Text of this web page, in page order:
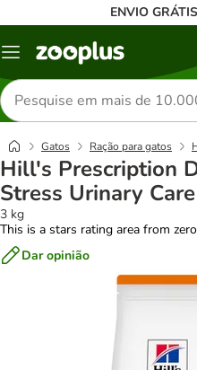
ENVIO
Menu
Pesquisar
produtos
Gatos Ração para gatos
Hill's Prescription
Stress Urinary
3 kg
This is a stars rating area from
Dar opinião